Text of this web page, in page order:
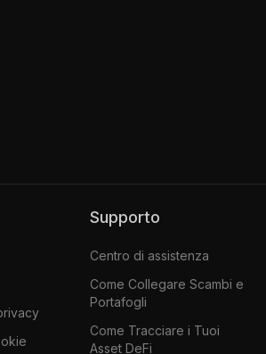
Supporto
Centro di assistenza
Come Collegare Scambi e
Portafogli
Come Tracciare i Tuoi
Asset DeFi